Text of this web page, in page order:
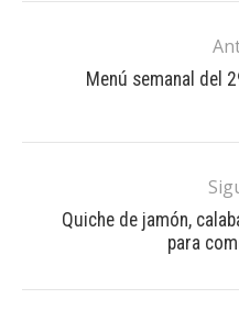
Menú semanal del
Quiche de jamón,
para